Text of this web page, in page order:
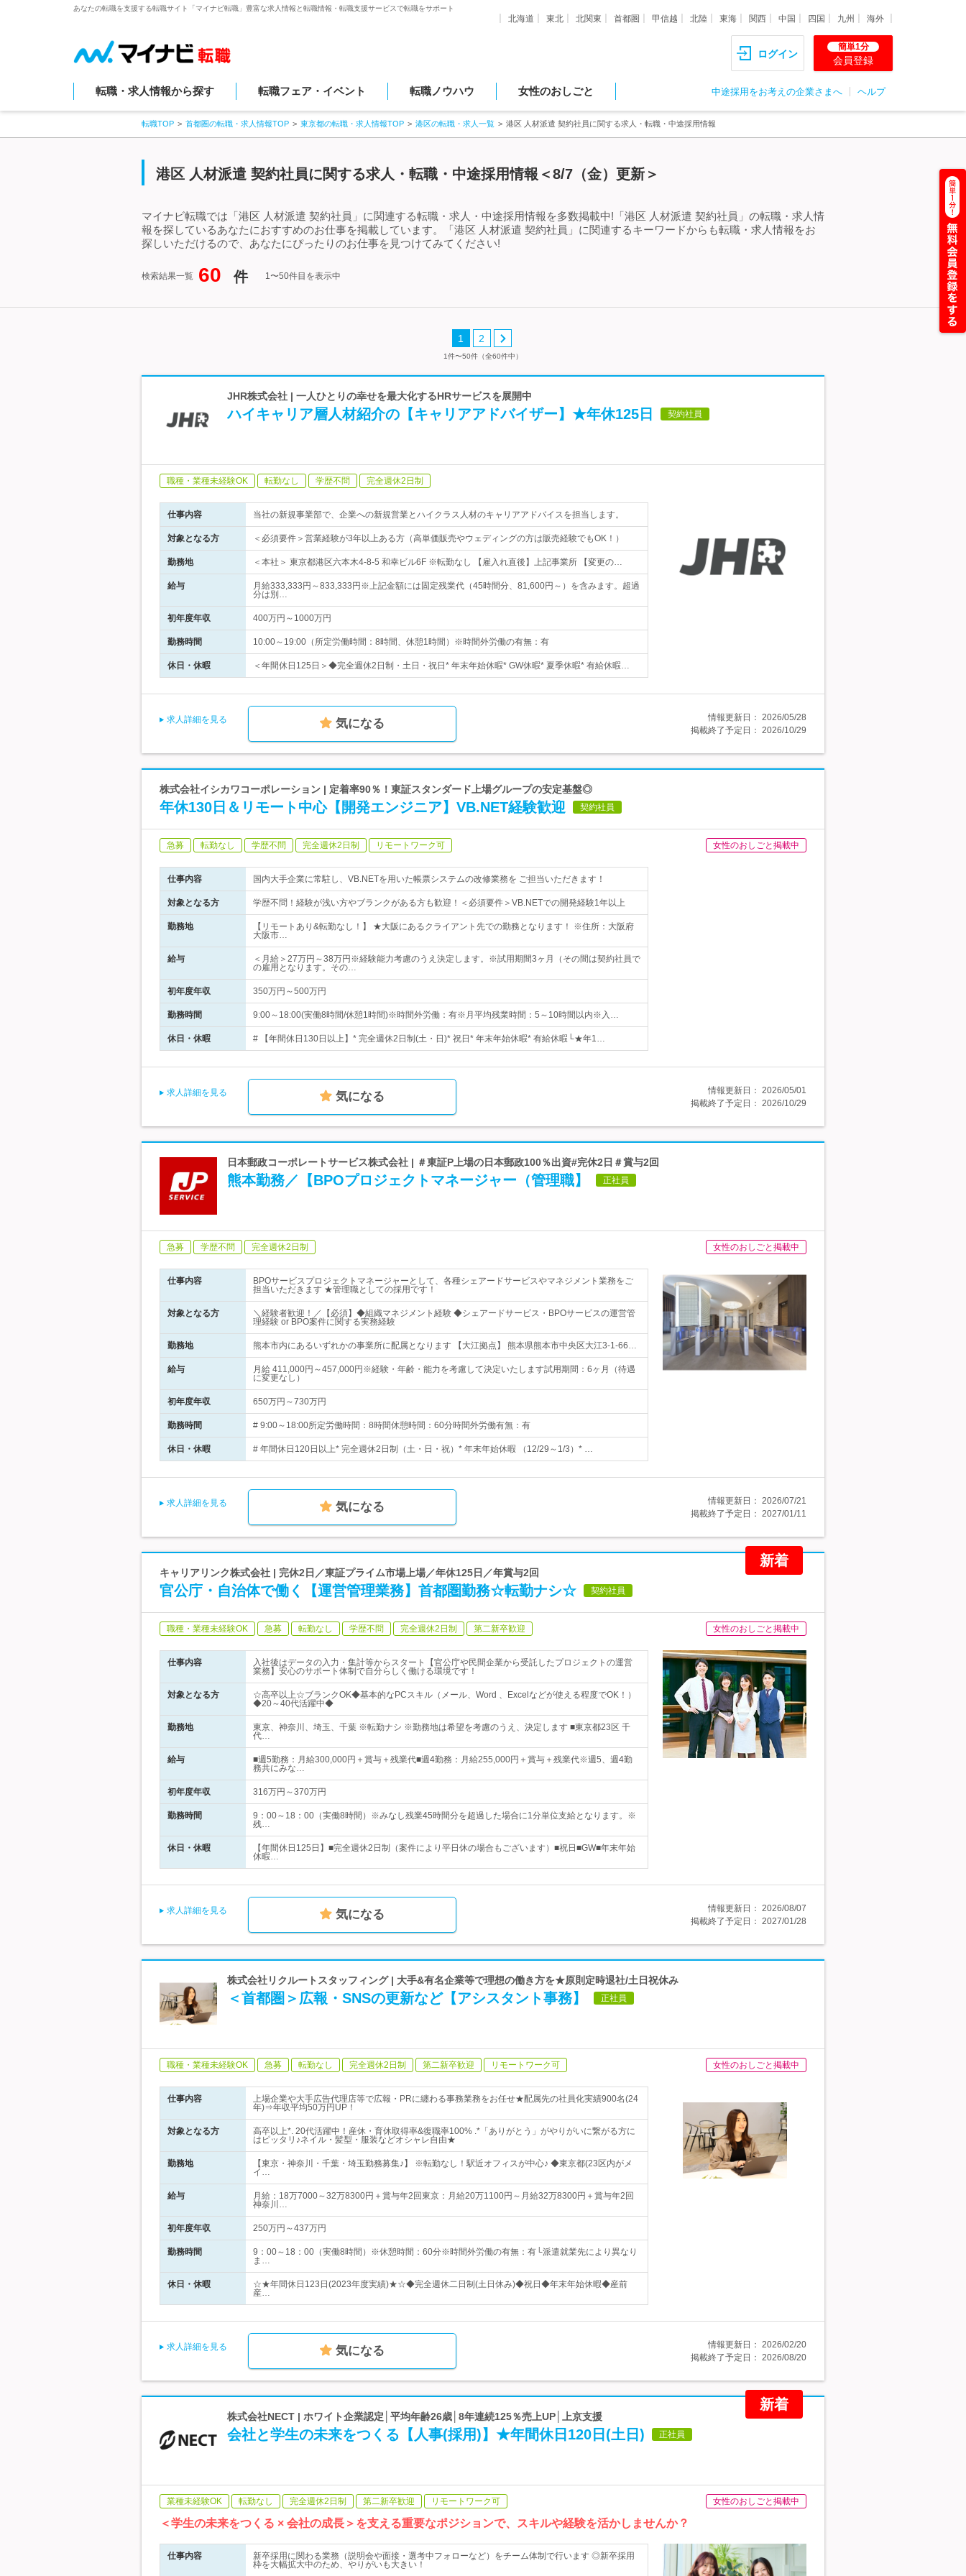
あなたの転職を支援する転職サイト「マイナビ転職」豊富な求人情報と転職情報・転職支援サービスで転職をサポート
北海道 東北 北関東 首都圏 甲信越 北陸 東海 関西 中国 四国 九州 海外
ログイン
簡単1分
会員登録
転職・求人情報から探す 転職フェア・イベント 転職ノウハウ 女性のおしごと 中途採用をお考えの企業さまへ ヘルプ
転職TOP 首都圏の転職・求人情報TOP 東京都の転職・求人情報TOP 港区の転職・求人一覧 港区 人材派遣 契約社員に関する求人・転職・中途採用情報
港区 人材派遣 契約社員に関する求人・転職・中途採用情報＜8/7（金）更新＞
マイナビ転職では「港区 人材派遣 契約社員」に関連する転職・求人・中途採用情報を多数掲載中!「港区 人材派遣 契約社員」の転職・求人情
報を探しているあなたにおすすめのお仕事を掲載しています。「港区 人材派遣 契約社員」に関連するキーワードからも転職・求人情報をお
探しいただけるので、あなたにぴったりのお仕事を見つけてみてください!
検索結果一覧 60 件 1〜50件目を表示中
1 2
1件〜50件（全60件中）
JHR株式会社 | 一人ひとりの幸せを最大化するHRサービスを展開中
ハイキャリア層人材紹介の【キャリアアドバイザー】★年休125日 契約社員
職種・業種未経験OK 転勤なし 学歴不問 完全週休2日制
仕事内容 当社の新規事業部で、企業への新規営業とハイクラス人材のキャリアアドバイスを担当します。
対象となる方 ＜必須要件＞営業経験が3年以上ある方（高単価販売やウェディングの方は販売経験でもOK！）
勤務地 ＜本社＞ 東京都港区六本木4-8-5 和幸ビル6F ※転勤なし 【雇入れ直後】上記事業所 【変更の…
給与
月給333,333円～833,333円※上記金額には固定残業代（45時間分、81,600円～）を含みます。超過
分は別…
初年度年収 400万円～1000万円
勤務時間 10:00～19:00（所定労働時間：8時間、休憩1時間）※時間外労働の有無：有
休日・休暇 ＜年間休日125日＞◆完全週休2日制・土日・祝日* 年末年始休暇* GW休暇* 夏季休暇* 有給休暇…
求人詳細を見る 気になる 情報更新日： 2026/05/28
掲載終了予定日： 2026/10/29
株式会社イシカワコーポレーション | 定着率90％！東証スタンダード上場グループの安定基盤◎
年休130日＆リモート中心【開発エンジニア】VB.NET経験歓迎 契約社員
急募 転勤なし 学歴不問 完全週休2日制 リモートワーク可 女性のおしごと掲載中
仕事内容 国内大手企業に常駐し、VB.NETを用いた帳票システムの改修業務を ご担当いただきます！
対象となる方 学歴不問！経験が浅い方やブランクがある方も歓迎！＜必須要件＞VB.NETでの開発経験1年以上
勤務地
【リモートあり&転勤なし！】 ★大阪にあるクライアント先での勤務となります！ ※住所：大阪府
大阪市…
給与
＜月給＞27万円～38万円※経験能力考慮のうえ決定します。※試用期間3ヶ月（その間は契約社員で
の雇用となります。その…
初年度年収 350万円～500万円
勤務時間 9:00～18:00(実働8時間/休憩1時間)※時間外労働：有※月平均残業時間：5～10時間以内※入…
休日・休暇 # 【年間休日130日以上】* 完全週休2日制(土・日)* 祝日* 年末年始休暇* 有給休暇└★年1…
求人詳細を見る 気になる 情報更新日： 2026/05/01
掲載終了予定日： 2026/10/29
日本郵政コーポレートサービス株式会社 | ＃東証P上場の日本郵政100％出資#完休2日＃賞与2回
熊本勤務／【BPOプロジェクトマネージャー（管理職】 正社員
急募 学歴不問 完全週休2日制 女性のおしごと掲載中
仕事内容
BPOサービスプロジェクトマネージャーとして、各種シェアードサービスやマネジメント業務をご
担当いただきます ★管理職としての採用です！
対象となる方
＼経験者歓迎！／【必須】◆組織マネジメント経験 ◆シェアードサービス・BPOサービスの運営管
理経験 or BPO案件に関する実務経験
勤務地 熊本市内にあるいずれかの事業所に配属となります 【大江拠点】 熊本県熊本市中央区大江3-1-66…
給与
月給 411,000円～457,000円※経験・年齢・能力を考慮して決定いたします試用期間：6ヶ月（待遇
に変更なし）
初年度年収 650万円～730万円
勤務時間 # 9:00～18:00所定労働時間：8時間休憩時間：60分時間外労働有無：有
休日・休暇 # 年間休日120日以上* 完全週休2日制（土・日・祝）* 年末年始休暇 （12/29～1/3）* …
求人詳細を見る 気になる 情報更新日： 2026/07/21
掲載終了予定日： 2027/01/11
新着
キャリアリンク株式会社 | 完休2日／東証プライム市場上場／年休125日／年賞与2回
官公庁・自治体で働く【運営管理業務】首都圏勤務☆転勤ナシ☆ 契約社員
職種・業種未経験OK 急募 転勤なし 学歴不問 完全週休2日制 第二新卒歓迎 女性のおしごと掲載中
仕事内容
入社後はデータの入力・集計等からスタート【官公庁や民間企業から受託したプロジェクトの運営
業務】安心のサポート体制で自分らしく働ける環境です！
対象となる方
☆高卒以上☆ブランクOK◆基本的なPCスキル（メール、Word 、Excelなどが使える程度でOK！）
◆20～40代活躍中◆
勤務地
東京、神奈川、埼玉、千葉 ※転勤ナシ ※勤務地は希望を考慮のうえ、決定します ■東京都23区 千
代…
給与
■週5勤務：月給300,000円＋賞与＋残業代■週4勤務：月給255,000円＋賞与＋残業代※週5、週4勤
務共にみな…
初年度年収 316万円～370万円
勤務時間
9：00～18：00（実働8時間）※みなし残業45時間分を超過した場合に1分単位支給となります。※
残…
休日・休暇
【年間休日125日】■完全週休2日制（案件により平日休の場合もございます）■祝日■GW■年末年始
休暇…
求人詳細を見る 気になる 情報更新日： 2026/08/07
掲載終了予定日： 2027/01/28
株式会社リクルートスタッフィング | 大手&有名企業等で理想の働き方を★原則定時退社/土日祝休み
＜首都圏＞広報・SNSの更新など【アシスタント事務】 正社員
職種・業種未経験OK 急募 転勤なし 完全週休2日制 第二新卒歓迎 リモートワーク可 女性のおしごと掲載中
仕事内容
上場企業や大手広告代理店等で広報・PRに纏わる事務業務をお任せ★配属先の社員化実績900名(24
年)⇒年収平均50万円UP！
対象となる方
高卒以上*. 20代活躍中！産休・育休取得率&復職率100% .*「ありがとう」がやりがいに繋がる方に
はピッタリ♪ネイル・髪型・服装などオシャレ自由★
勤務地
【東京・神奈川・千葉・埼玉勤務募集♪】 ※転勤なし！駅近オフィスが中心♪ ◆東京都(23区内がメ
イ…
給与
月給：18万7000～32万8300円＋賞与年2回東京：月給20万1100円～月給32万8300円＋賞与年2回
神奈川…
初年度年収 250万円～437万円
勤務時間
9：00～18：00（実働8時間）※休憩時間：60分※時間外労働の有無：有└派遣就業先により異なり
ま…
休日・休暇
☆★年間休日123日(2023年度実績)★☆◆完全週休二日制(土日休み)◆祝日◆年末年始休暇◆産前
産…
求人詳細を見る 気になる 情報更新日： 2026/02/20
掲載終了予定日： 2026/08/20
新着
株式会社NECT | ホワイト企業認定│平均年齢26歳│8年連続125％売上UP│上京支援
会社と学生の未来をつくる【人事(採用)】★年間休日120日(土日) 正社員
業種未経験OK 転勤なし 完全週休2日制 第二新卒歓迎 リモートワーク可 女性のおしごと掲載中
＜学生の未来をつくる × 会社の成長＞を支える重要なポジションで、スキルや経験を活かしませんか？
仕事内容
新卒採用に関わる業務（説明会や面接・選考中フォローなど）をチーム体制で行います ◎新卒採用
枠を大幅拡大中のため、やりがいも大きい！